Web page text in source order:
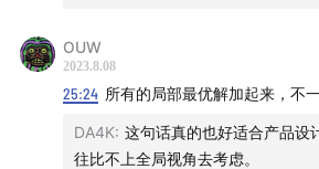
🏍️ 创作者们
主播 孟岩 @有知有行
后期 柯霖 @顺带一提
OUW
2023.8.08
25:24 所有的局部最优解加起来，不
DA4K: 这句话真的也好适合产品设
往比不上全局视角去考虑。